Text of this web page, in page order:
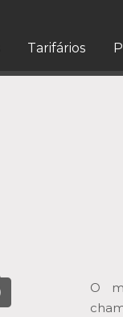
Tarifários
O